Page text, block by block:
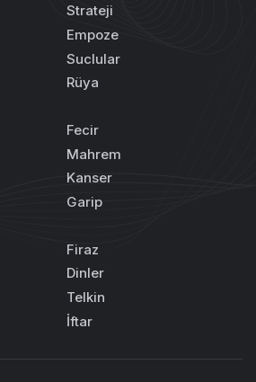
Strateji
Empoze
Suclular
Rüya
Fecir
Mahrem
Kanser
Garip
Firaz
Dinler
Telkin
İftar